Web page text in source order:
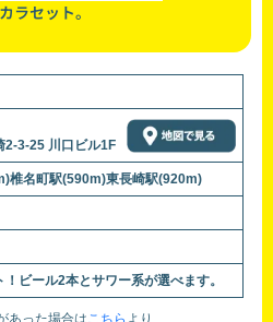
ラセット。
2-3-25 川口ビル1F
椎名町駅(590m)東長崎駅(920m)
ビール2本とサワー系が選べます。